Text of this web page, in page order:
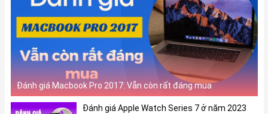
Đánh giá Macbook Pro 2017: Vẫn còn rất đáng mua
Đánh giá Apple Watch Series 7 ở năm 2023